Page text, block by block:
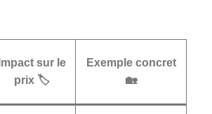
Impact sur le
prix 🏷️
Exemple concret
🏡